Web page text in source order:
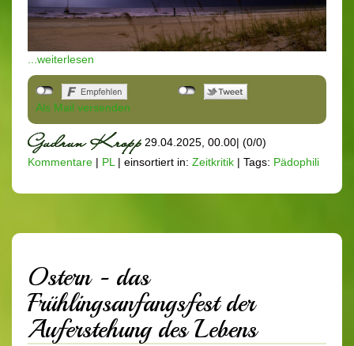
...weiterlesen
Als Mail versenden
29.04.2025, 00.00| (0/0)
Kommentare | PL | einsortiert in: Zeitkritik | Tags: Pädophili
Ostern - das
Frühlingsanfangsfest der
Auferstehung des Lebens